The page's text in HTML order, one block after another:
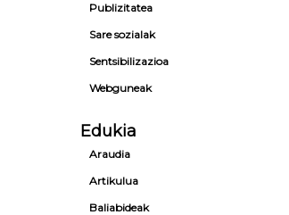
Publizitatea
Sare sozialak
Sentsibilizazioa
Webguneak
Edukia
Araudia
Artikulua
Baliabideak